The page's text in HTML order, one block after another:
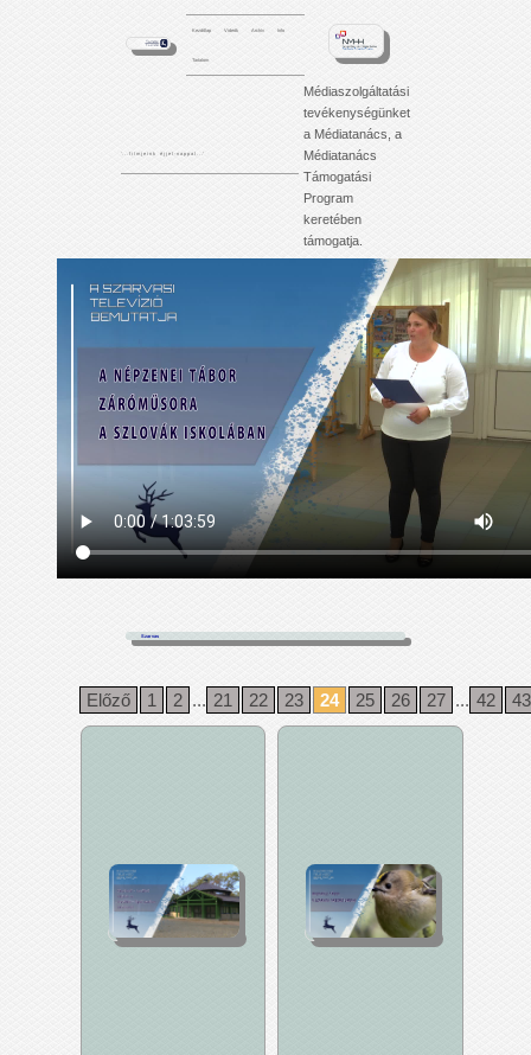
Kezdőlap Videók Archív Info
Tartalom
'. . . f i l m j e i n k é j j e l - n a p p a l . . .'
Médiaszolgáltatási
tevékenységünket
a Médiatanács, a
Médiatanács
Támogatási
Program
keretében
támogatja.
Szarvas
Előző 1 2 ... 21 22 23 24 25 26 27 ... 42 43